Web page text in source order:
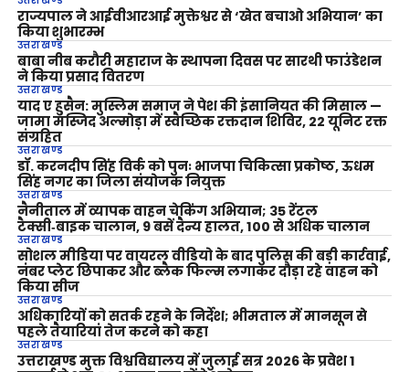
राज्यपाल ने आईवीआरआई मुक्तेश्वर से ‘खेत बचाओ अभियान’ का
किया शुभारम्भ
उत्तराखण्ड
बाबा नीब करौरी महाराज के स्थापना दिवस पर सारथी फाउंडेशन
ने किया प्रसाद वितरण
उत्तराखण्ड
याद ए हुसैन: मुस्लिम समाज ने पेश की इंसानियत की मिसाल —
जामा मस्जिद अल्मोड़ा में स्वैच्छिक रक्तदान शिविर, 22 यूनिट रक्त
संग्रहित
उत्तराखण्ड
डॉ. करनदीप सिंह विर्क को पुनः भाजपा चिकित्सा प्रकोष्ठ, ऊधम
सिंह नगर का जिला संयोजक नियुक्त
उत्तराखण्ड
नैनीताल में व्यापक वाहन चेकिंग अभियान; 35 रेंटल
टैक्सी‑बाइक चालान, 9 बसें दैन्य हालत, 100 से अधिक चालान
उत्तराखण्ड
सोशल मीडिया पर वायरल वीडियो के बाद पुलिस की बड़ी कार्रवाई,
नंबर प्लेट छिपाकर और ब्लैक फिल्म लगाकर दौड़ा रहे वाहन को
किया सीज
उत्तराखण्ड
अधिकारियों को सतर्क रहने के निर्देश; भीमताल में मानसून से
पहले तैयारियां तेज करने को कहा
उत्तराखण्ड
उत्तराखण्ड मुक्त विश्वविद्यालय में जुलाई सत्र 2026 के प्रवेश 1